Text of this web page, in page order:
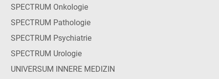
SPECTRUM Onkologie
SPECTRUM Pathologie
SPECTRUM Psychiatrie
SPECTRUM Urologie
UNIVERSUM INNERE MEDIZIN